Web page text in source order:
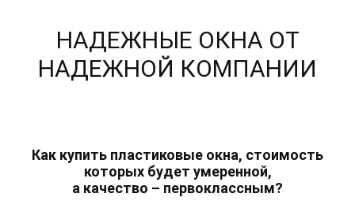
НАДЕЖНЫЕ ОКНА ОТ
НАДЕЖНОЙ КОМПАНИИ
Как купить пластиковые окна, стоимость
которых будет умеренной,
а качество – первоклассным?